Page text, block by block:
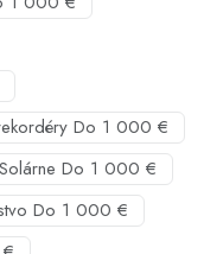
Do 1 000 €
Solárne Do 1 000 €
Do 1 000 €